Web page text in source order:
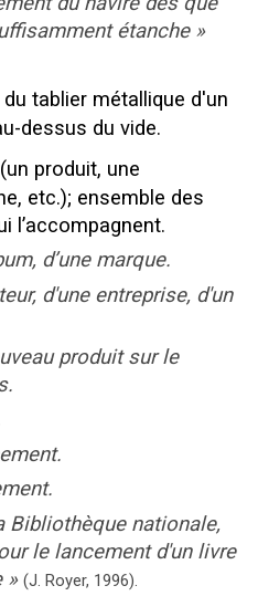
étanche »
tablier métallique d'un
dessus du vide.
produit, une
etc.); ensemble des
l’accompagnent.
d’une marque.
d'une entreprise, d'un
produit sur le
Bibliothèque nationale,
le lancement d'un livre
» (J. Royer, 1996).